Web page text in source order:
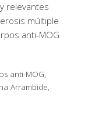
relevantes
múltiple
anti-MOG
anti-MOG,
Arrambide,